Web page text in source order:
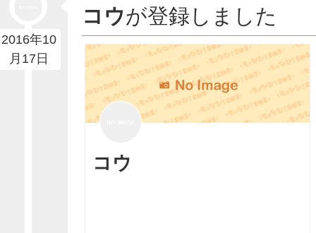
2016年10
月17日
コウが登録しました
コウ